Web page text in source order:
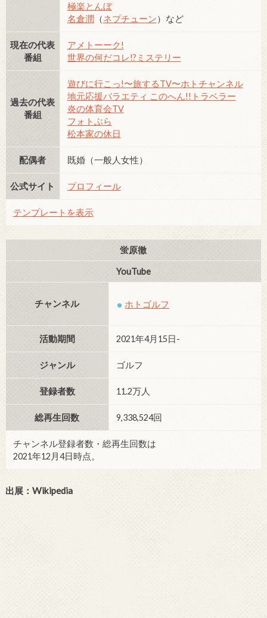
極楽とんぼ
名倉潤 （ネプチューン）など
現在の代表
番組
アメトーーク!
世界の何だコレ!?ミステリー
過去の代表
番組
遊びに行こっ!〜旅するTV〜ホトチャンネル
地元応援バラエティ このへん!!トラベラー
炎の体育会TV
フォトぶら
松本家の休日
配偶者 既婚（一般人女性）
公式サイト プロフィール
テンプレートを表示
蛍原徹
YouTube
チャンネル ホトゴルフ
活動期間 2021年4月15日-
ジャンル ゴルフ
登録者数 11.2万人
総再生回数 9,338,524回
チャンネル登録者数・総再生回数は
2021年12月4日時点。
出展：Wikipedia